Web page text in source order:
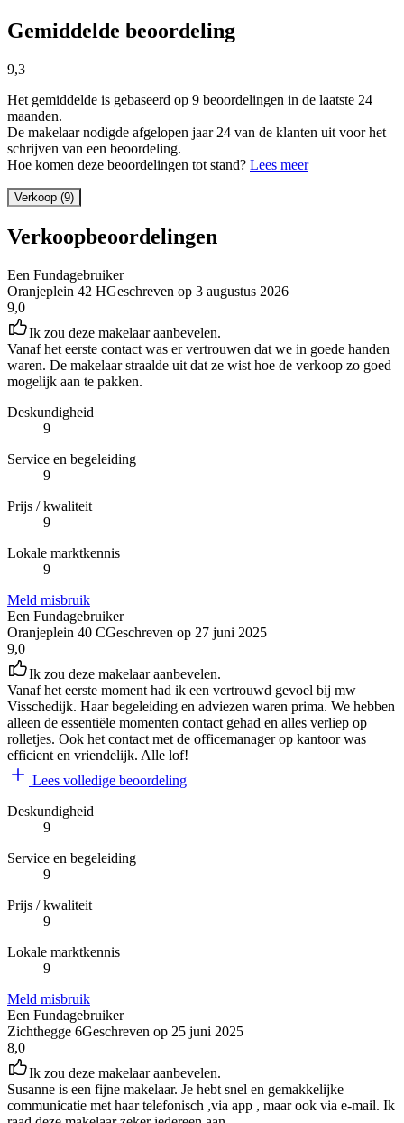
Gemiddelde beoordeling
9,3
Het gemiddelde is gebaseerd op 9 beoordelingen in de laatste 24
maanden.
De makelaar nodigde afgelopen jaar 24 van de klanten uit voor het
schrijven van een beoordeling.
Hoe komen deze beoordelingen tot stand? Lees meer
Verkoop (9)
Verkoopbeoordelingen
Een Fundagebruiker
Oranjeplein 42 HGeschreven op 3 augustus 2026
9,0
Ik zou deze makelaar aanbevelen.
Vanaf het eerste contact was er vertrouwen dat we in goede handen
waren. De makelaar straalde uit dat ze wist hoe de verkoop zo goed
mogelijk aan te pakken.
Deskundigheid
9
Service en begeleiding
9
Prijs / kwaliteit
9
Lokale marktkennis
9
Meld misbruik
Een Fundagebruiker
Oranjeplein 40 CGeschreven op 27 juni 2025
9,0
Ik zou deze makelaar aanbevelen.
Vanaf het eerste moment had ik een vertrouwd gevoel bij mw
Visschedijk. Haar begeleiding en adviezen waren prima. We hebben
alleen de essentiële momenten contact gehad en alles verliep op
rolletjes. Ook het contact met de officemanager op kantoor was
efficient en vriendelijk. Alle lof!
Lees volledige beoordeling
Deskundigheid
9
Service en begeleiding
9
Prijs / kwaliteit
9
Lokale marktkennis
9
Meld misbruik
Een Fundagebruiker
Zichthegge 6Geschreven op 25 juni 2025
8,0
Ik zou deze makelaar aanbevelen.
Susanne is een fijne makelaar. Je hebt snel en gemakkelijke
communicatie met haar telefonisch ,via app , maar ook via e-mail. Ik